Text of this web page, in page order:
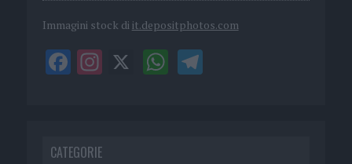
Immagini stock di it.depositphotos.com
CATEGORIE